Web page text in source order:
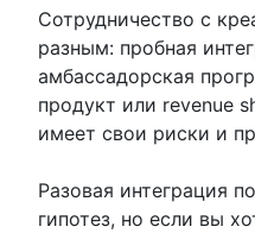
Сотрудничество с
разным: пробная
амбассадорская
продукт или revenue
имеет свои риски и
Разовая интеграция
гипотез, но если вы